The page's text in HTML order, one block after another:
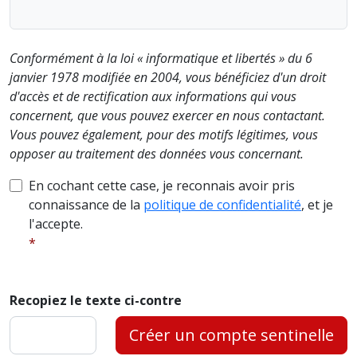
Conformément à la loi « informatique et libertés » du 6
janvier 1978 modifiée en 2004, vous bénéficiez d'un droit
d'accès et de rectification aux informations qui vous
concernent, que vous pouvez exercer en nous contactant.
Vous pouvez également, pour des motifs légitimes, vous
opposer au traitement des données vous concernant.
En cochant cette case, je reconnais avoir pris
connaissance de la politique de confidentialité, et je
l'accepte.
Recopiez le texte ci-contre
Créer un compte sentinelle